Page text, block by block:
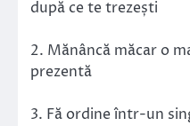
după ce te trezești
2. Mănâncă măcar o
prezentă
3. Fă ordine într-un